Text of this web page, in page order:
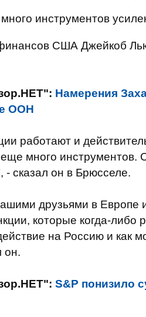
инструментов
США Джейкоб
Намерения
ООН
работают и
много инструментов.
- сказал он в Брюсселе.
друзьями в Европе
которые когда-либо
на Россию и как
он.
S&P понизило